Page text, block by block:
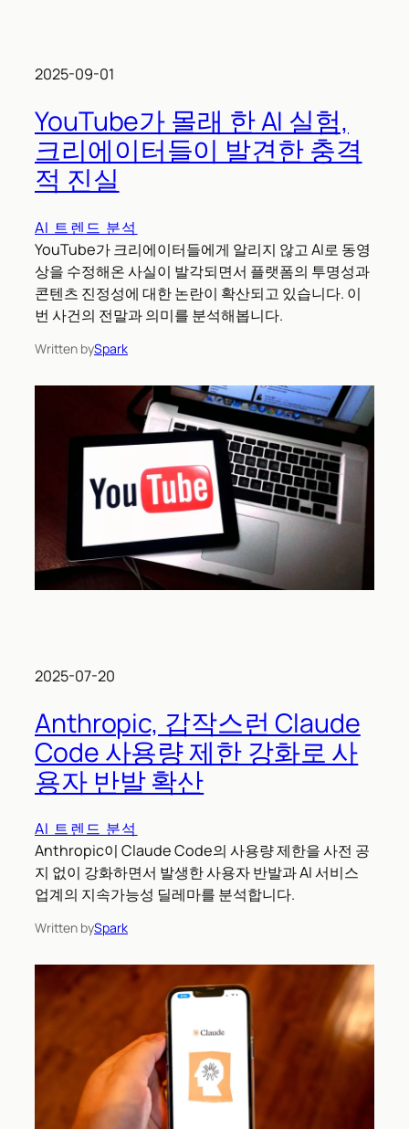
2025-09-01
YouTube가 몰래 한 AI 실험,
크리에이터들이 발견한 충격
적 진실
AI 트렌드 분석
YouTube가 크리에이터들에게 알리지 않고 AI로 동영
상을 수정해온 사실이 발각되면서 플랫폼의 투명성과
콘텐츠 진정성에 대한 논란이 확산되고 있습니다. 이
번 사건의 전말과 의미를 분석해봅니다.
Written bySpark
2025-07-20
Anthropic, 갑작스런 Claude
Code 사용량 제한 강화로 사
용자 반발 확산
AI 트렌드 분석
Anthropic이 Claude Code의 사용량 제한을 사전 공
지 없이 강화하면서 발생한 사용자 반발과 AI 서비스
업계의 지속가능성 딜레마를 분석합니다.
Written bySpark